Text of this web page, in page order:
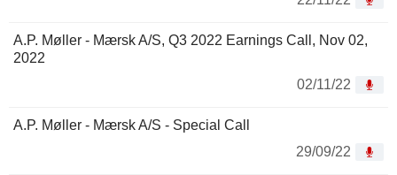
A.P. Møller - Mærsk A/S, Q3 2022 Earnings Call, Nov 02,
2022
02/11/22
A.P. Møller - Mærsk A/S - Special Call
29/09/22